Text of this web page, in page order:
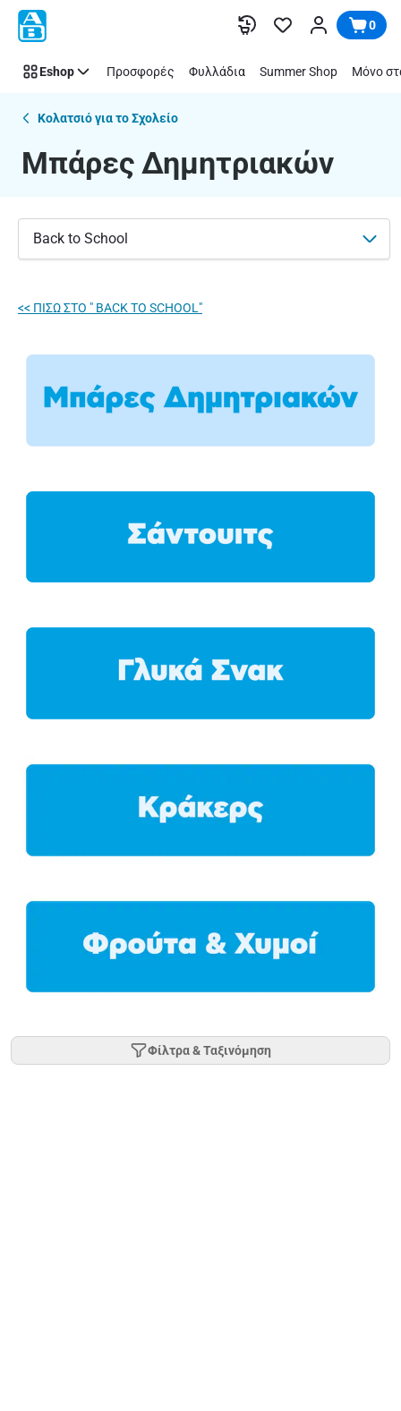
Παράλειψη
Μπάρες
Δημητριακών
0
Eshop Προσφορές Φυλλάδια Summer Shop Μόνο
Κολατσιό για το Σχολείο
Μπάρες Δημητριακών
Back to School
<< ΠΙΣΩ ΣΤΟ " BACK TO SCHOOL"
Φίλτρα & Ταξινόμηση